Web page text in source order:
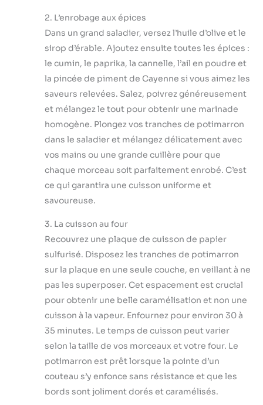
2. L’enrobage aux épices
Dans un grand saladier, versez l’huile d’olive et le
sirop d’érable. Ajoutez ensuite toutes les épices :
le cumin, le paprika, la cannelle, l’ail en poudre et
la pincée de piment de Cayenne si vous aimez les
saveurs relevées. Salez, poivrez généreusement
et mélangez le tout pour obtenir une marinade
homogène. Plongez vos tranches de potimarron
dans le saladier et mélangez délicatement avec
vos mains ou une grande cuillère pour que
chaque morceau soit parfaitement enrobé. C’est
ce qui garantira une cuisson uniforme et
savoureuse.
3. La cuisson au four
Recouvrez une plaque de cuisson de papier
sulfurisé. Disposez les tranches de potimarron
sur la plaque en une seule couche, en veillant à ne
pas les superposer. Cet espacement est crucial
pour obtenir une belle caramélisation et non une
cuisson à la vapeur. Enfournez pour environ 30 à
35 minutes. Le temps de cuisson peut varier
selon la taille de vos morceaux et votre four. Le
potimarron est prêt lorsque la pointe d’un
couteau s’y enfonce sans résistance et que les
bords sont joliment dorés et caramélisés.